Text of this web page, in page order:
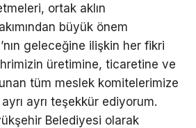
ortak aklın
büyük önem
geleceğine ilişkin her fikri
üretimine, ticaretine ve
tüm meslek komitelerimize
ayrı teşekkür ediyorum.
Belediyesi olarak